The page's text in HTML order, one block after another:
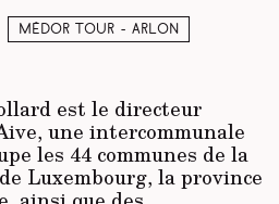
Médor Tour - Arlon
est le directeur
une intercommunale
les 44 communes de la
Luxembourg, la province